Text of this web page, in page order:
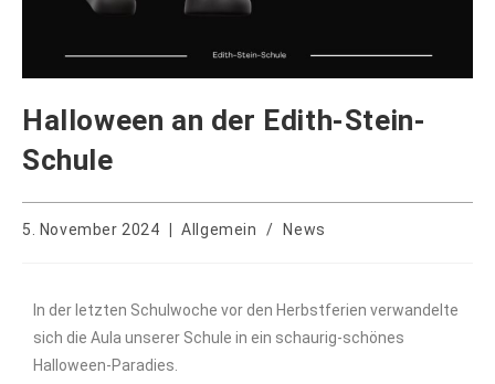
Halloween an der Edith-Stein-
Schule
5. November 2024 Allgemein / News
In der letzten Schulwoche vor den Herbstferien verwandelte
sich die Aula unserer Schule in ein schaurig-schönes
Halloween-Paradies.